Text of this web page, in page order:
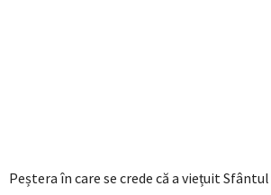
Peștera în care se crede că a viețuit